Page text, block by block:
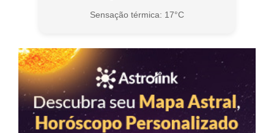
Sensação térmica: 17°C